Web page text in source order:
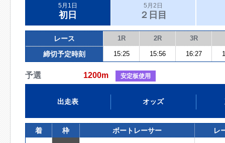
5月1日
初日
5月2日
２日目
レース 1R 2R 3R
締切予定時刻 15:25 15:56 16:27
予選 1200m 安定板使用
出走表 オッズ
着 枠 ボートレーサー レ